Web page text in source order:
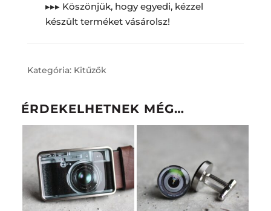
▸▸▸ Köszönjük, hogy egyedi, kézzel
készült terméket vásárolsz!
Kategória: Kitűzők
ÉRDEKELHETNEK MÉG…